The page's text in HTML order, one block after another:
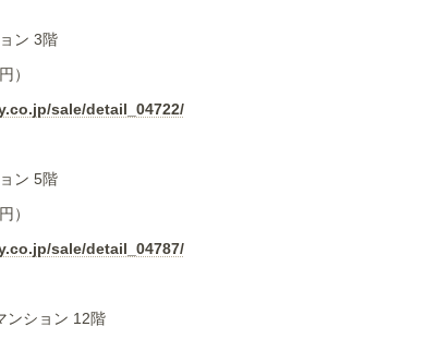
ン 3階
）
sale/detail_04722/
ン 5階
）
sale/detail_04787/
ンション 12階